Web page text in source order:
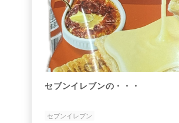
セブンイレブンの・・・
セブンイレブン